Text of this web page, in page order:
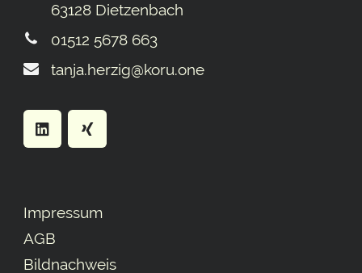
63128 Dietzenbach
01512 5678 663
tanja.herzig@koru.one
Impressum
AGB
Bildnachweis